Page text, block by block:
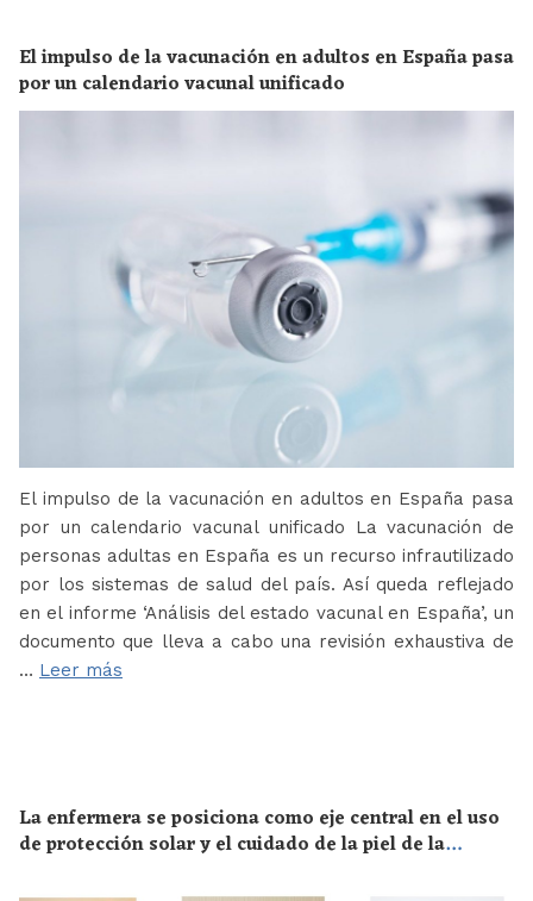
El impulso de la vacunación en adultos en España pasa
por un calendario vacunal unificado
El impulso de la vacunación en adultos en España pasa
por un calendario vacunal unificado La vacunación de
personas adultas en España es un recurso infrautilizado
por los sistemas de salud del país. Así queda reflejado
en el informe ‘Análisis del estado vacunal en España’, un
documento que lleva a cabo una revisión exhaustiva de
… Leer más
La enfermera se posiciona como eje central en el uso
de protección solar y el cuidado de la piel de la